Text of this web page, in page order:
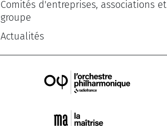
Comités d'entreprises, associations et
groupe
Actualités